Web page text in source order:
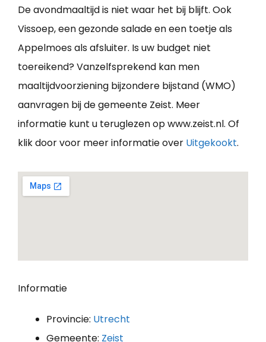
De avondmaaltijd is niet waar het bij blijft. Ook
Vissoep, een gezonde salade en een toetje als
Appelmoes als afsluiter. Is uw budget niet
toereikend? Vanzelfsprekend kan men
maaltijdvoorziening bijzondere bijstand (WMO)
aanvragen bij de gemeente Zeist. Meer
informatie kunt u teruglezen op www.zeist.nl. Of
klik door voor meer informatie over Uitgekookt.
Informatie
Provincie: Utrecht
Gemeente: Zeist